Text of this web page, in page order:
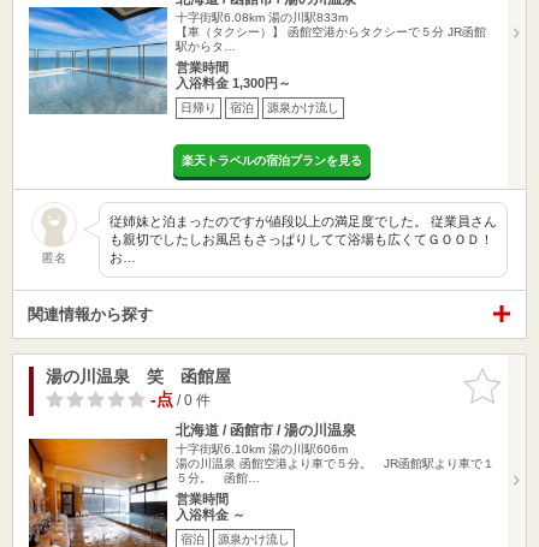
十字街駅6.08km 湯の川駅833m
【車（タクシー）】 函館空港からタクシーで５分 JR函館
駅からタ…
営業時間
入浴料金 1,300円～
日帰り 宿泊 源泉かけ流し
楽天トラベルの宿泊プランを見る
匿名
従姉妹と泊まったのですが値段以上の満足度でした。 従業員さん
も親切でしたしお風呂もさっぱりしてて浴場も広くてＧＯＯＤ！
お…
関連情報から探す
お気に入
りに追加
湯の川温泉 笑 函館屋
-点/ 0 件
北海道 / 函館市 / 湯の川温泉
十字街駅6.10km 湯の川駅606m
湯の川温泉 函館空港より車で５分。 JR函館駅より車で１
５分。 函館…
営業時間
入浴料金 ～
宿泊 源泉かけ流し